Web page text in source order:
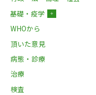
基礎・疫学
＋
WHOから
頂いた意見
病態・診療
治療
検査